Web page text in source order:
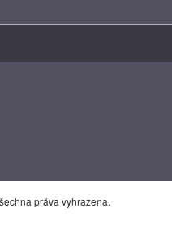
práva vyhrazena.